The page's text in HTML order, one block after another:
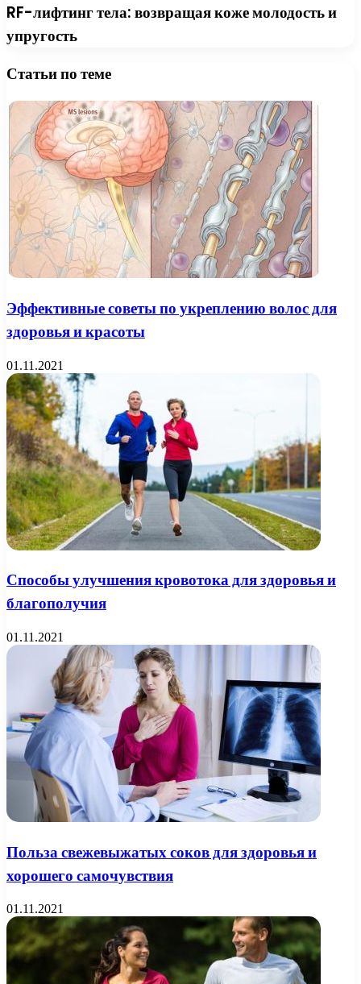
RF-лифтинг тела: возвращая коже молодость и
упругость
Статьи по теме
Эффективные советы по укреплению волос для
здоровья и красоты
01.11.2021
Способы улучшения кровотока для здоровья и
благополучия
01.11.2021
Польза свежевыжатых соков для здоровья и
хорошего самочувствия
01.11.2021